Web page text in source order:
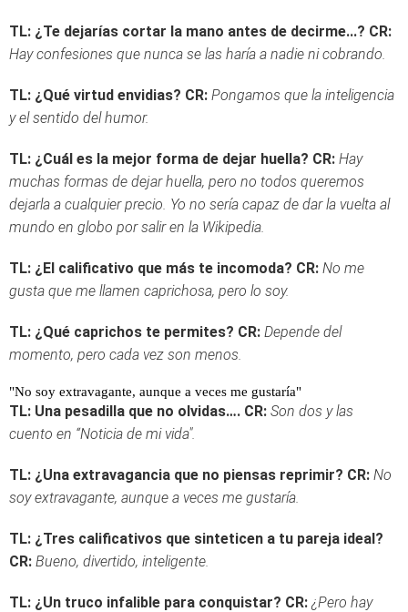
TL: ¿Te dejarías cortar la mano antes de decirme...? CR:
Hay confesiones que nunca se las haría a nadie ni cobrando.
TL: ¿Qué virtud envidias? CR: Pongamos que la inteligencia
y el sentido del humor.
TL: ¿Cuál es la mejor forma de dejar huella? CR: Hay
muchas formas de dejar huella, pero no todos queremos
dejarla a cualquier precio. Yo no sería capaz de dar la vuelta al
mundo en globo por salir en la Wikipedia.
TL: ¿El calificativo que más te incomoda? CR: No me
gusta que me llamen caprichosa, pero lo soy.
TL: ¿Qué caprichos te permites? CR: Depende del
momento, pero cada vez son menos.
"No soy extravagante, aunque a veces me gustaría"
TL: Una pesadilla que no olvidas…. CR: Son dos y las
cuento en “Noticia de mi vida".
TL: ¿Una extravagancia que no piensas reprimir? CR: No
soy extravagante, aunque a veces me gustaría.
TL: ¿Tres calificativos que sinteticen a tu pareja ideal?
CR: Bueno, divertido, inteligente.
TL: ¿Un truco infalible para conquistar? CR: ¿Pero hay